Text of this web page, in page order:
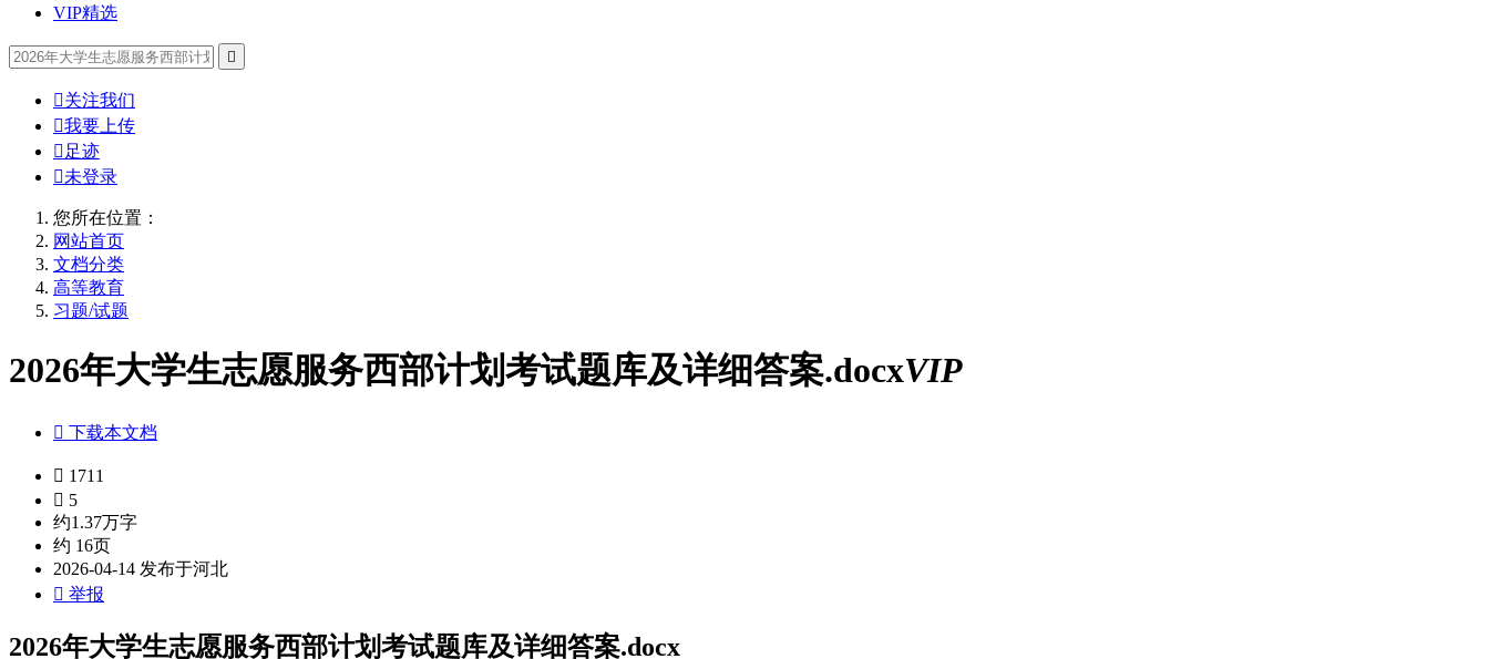
VIP精选

关注我们
我要上传
 足迹
未登录
您所在位置：
网站首页
文档分类
高等教育
习题/试题
2026年大学生志愿服务西部计划考试题库及详细答案.docxVIP
 下载本文档
 1711
 5
约1.37万字
约 16页
2026-04-14 发布于河北
 举报
2026年大学生志愿服务西部计划考试题库及详细答案.docx